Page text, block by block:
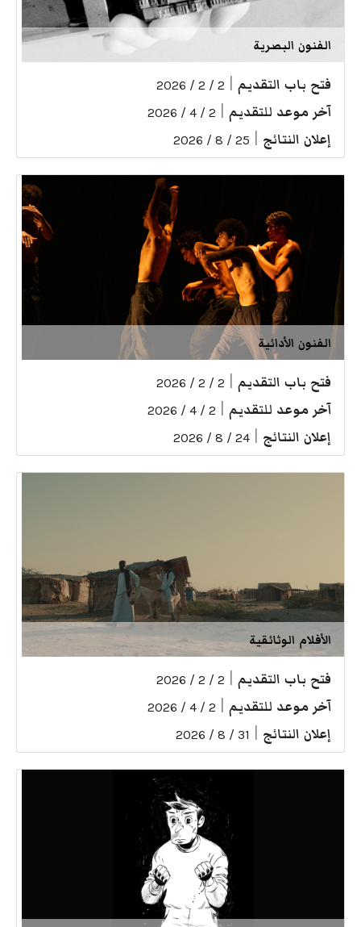
الفنون البصرية
فتح باب التقديم 2 / 2 / 2026
آخر موعد للتقديم 2 / 4 / 2026
إعلان النتائج 25 / 8 / 2026
الفنون الأدائية
فتح باب التقديم 2 / 2 / 2026
آخر موعد للتقديم 2 / 4 / 2026
إعلان النتائج 24 / 8 / 2026
الأفلام الوثائقية
فتح باب التقديم 2 / 2 / 2026
آخر موعد للتقديم 2 / 4 / 2026
إعلان النتائج 31 / 8 / 2026